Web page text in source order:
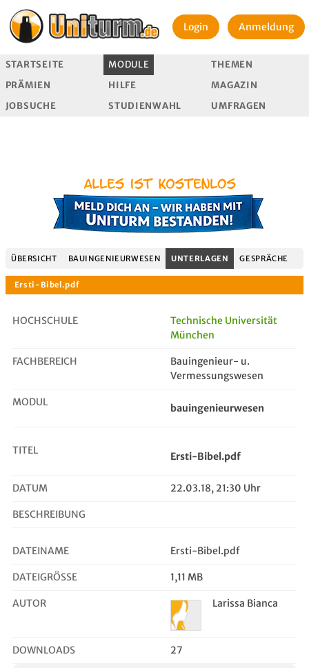
Login Anmeldung
STARTSEITE MODULE
THEMEN
PRÄMIEN
HILFE
MAGAZIN
JOBSUCHE
STUDIENWAHL UMFRAGEN
ÜBERSICHT BAUINGENIEURWESEN UNTERLAGEN GESPRÄCHE
Ersti-Bibel.pdf
HOCHSCHULE
Technische Universität
München
FACHBEREICH
Bauingenieur- u.
Vermessungswesen
MODUL bauingenieurwesen
TITEL Ersti-Bibel.pdf
DATUM 22.03.18, 21:30 Uhr
BESCHREIBUNG
DATEINAME Ersti-Bibel.pdf
DATEIGRÖSSE 1,11 MB
AUTOR Larissa Bianca
DOWNLOADS 27